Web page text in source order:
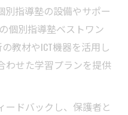
別指導塾の設備やサポー
個別指導塾ベストワン
教材やICT機器を活用し
わせた学習プランを提供
ードバックし、保護者と